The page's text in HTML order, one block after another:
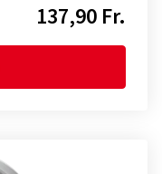
137,90 Fr.